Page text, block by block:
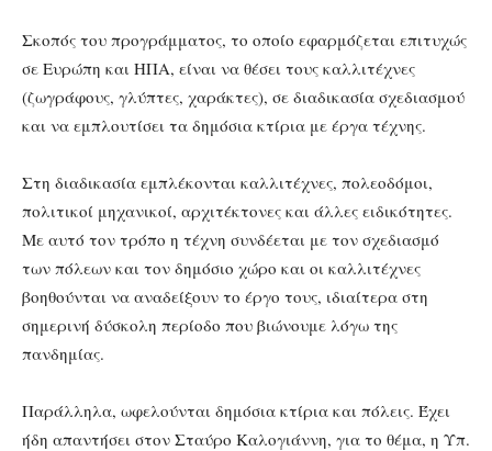
Σκοπός του προγράμματος, το οποίο εφαρμόζεται επιτυχώς
σε Ευρώπη και ΗΠΑ, είναι να θέσει τους καλλιτέχνες
(ζωγράφους, γλύπτες, χαράκτες), σε διαδικασία σχεδιασμού
και να εμπλουτίσει τα δημόσια κτίρια με έργα τέχνης.
Στη διαδικασία εμπλέκονται καλλιτέχνες, πολεοδόμοι,
πολιτικοί μηχανικοί, αρχιτέκτονες και άλλες ειδικότητες.
Με αυτό τον τρόπο η τέχνη συνδέεται με τον σχεδιασμό
των πόλεων και τον δημόσιο χώρο και οι καλλιτέχνες
βοηθούνται να αναδείξουν το έργο τους, ιδιαίτερα στη
σημερινή δύσκολη περίοδο που βιώνουμε λόγω της
πανδημίας.
Παράλληλα, ωφελούνται δημόσια κτίρια και πόλεις. Έχει
ήδη απαντήσει στον Σταύρο Καλογιάννη, για το θέμα, η Υπ.